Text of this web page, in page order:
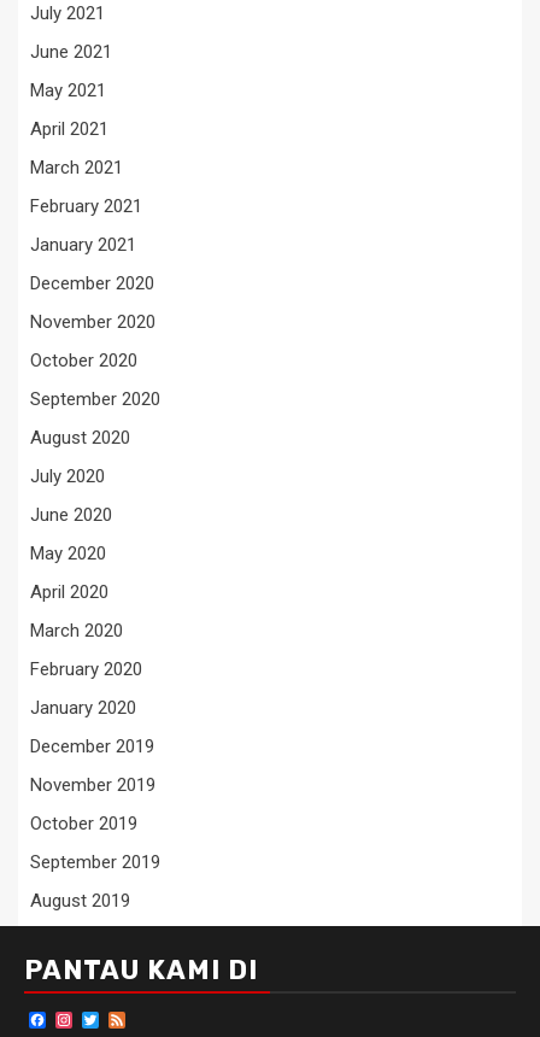
July 2021
June 2021
May 2021
April 2021
March 2021
February 2021
January 2021
December 2020
November 2020
October 2020
September 2020
August 2020
July 2020
June 2020
May 2020
April 2020
March 2020
February 2020
January 2020
December 2019
November 2019
October 2019
September 2019
August 2019
PANTAU KAMI DI
Facebook
Instagram
Twitter